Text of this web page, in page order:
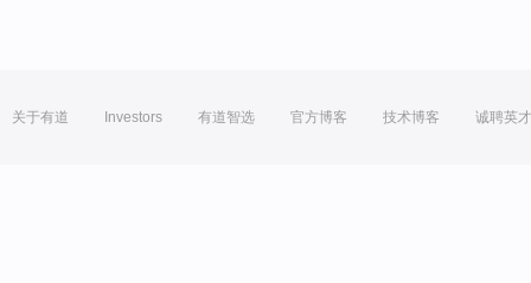
关于有道 Investors 有道智选 官方博客 技术博客 诚聘英才